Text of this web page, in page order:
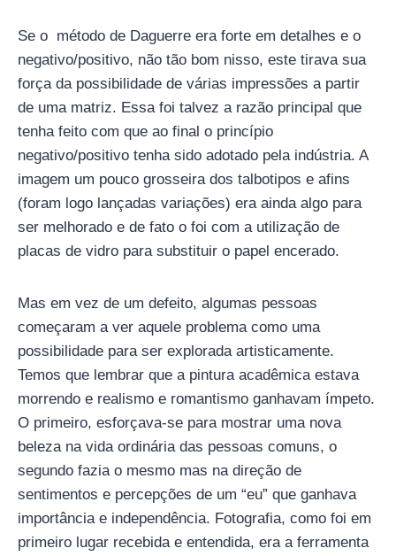
Se o método de Daguerre era forte em detalhes e o
negativo/positivo, não tão bom nisso, este tirava sua
força da possibilidade de várias impressões a partir
de uma matriz. Essa foi talvez a razão principal que
tenha feito com que ao final o princípio
negativo/positivo tenha sido adotado pela indústria. A
imagem um pouco grosseira dos talbotipos e afins
(foram logo lançadas variações) era ainda algo para
ser melhorado e de fato o foi com a utilização de
placas de vidro para substituir o papel encerado.
Mas em vez de um defeito, algumas pessoas
começaram a ver aquele problema como uma
possibilidade para ser explorada artisticamente.
Temos que lembrar que a pintura acadêmica estava
morrendo e realismo e romantismo ganhavam ímpeto.
O primeiro, esforçava-se para mostrar uma nova
beleza na vida ordinária das pessoas comuns, o
segundo fazia o mesmo mas na direção de
sentimentos e percepções de um “eu” que ganhava
importância e independência. Fotografia, como foi em
primeiro lugar recebida e entendida, era a ferramenta